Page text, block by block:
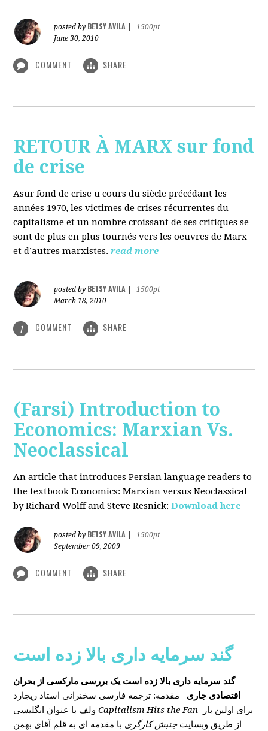
posted by BETSY AVILA
1500pt
June 30, 2010
COMMENT SHARE
RETOUR À MARX sur fond
de crise
Asur fond de crise u cours du siècle précédant les
années 1970, les victimes de crises récurrentes du
capitalisme et un nombre croissant de ses critiques se
sont de plus en plus tournés vers les oeuvres de Marx
et d’autres marxistes. read more
posted by BETSY AVILA
1500pt
March 18, 2010
1 COMMENT SHARE
(Farsi) Introduction to
Economics: Marxian Vs.
Neoclassical
An article that introduces Persian language readers to
the textbook Economics: Marxian versus Neoclassical
by Richard Wolff and Steve Resnick:Download here
posted by BETSY AVILA
1500pt
September 09, 2009
COMMENT SHARE
گند سرمایه داری بالا زده است
گند سرمایه داری بالا زده است یک بررسی مارکسی از بحران
اقتصادی جاری
مقدمه: ترجمه فارسی سخنرانی استاد ریچارد
ولف با عنوان انگلیسیCapitalism Hits the Fan
از طریق وبسایتجنبش کارگری با مقدمه ای به قلم آقای بهمن